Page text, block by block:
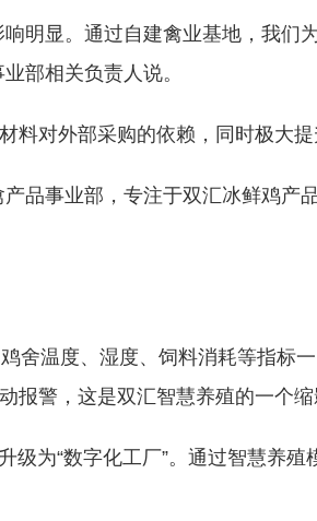
明显。通过自建禽业基地，我们
部相关负责人说。
对外部采购的依赖，同时极大提
品事业部，专注于双汇冰鲜鸡产
舍温度、湿度、饲料消耗等指标
报警，这是双汇智慧养殖的一个缩
为“数字化工厂”。通过智慧养